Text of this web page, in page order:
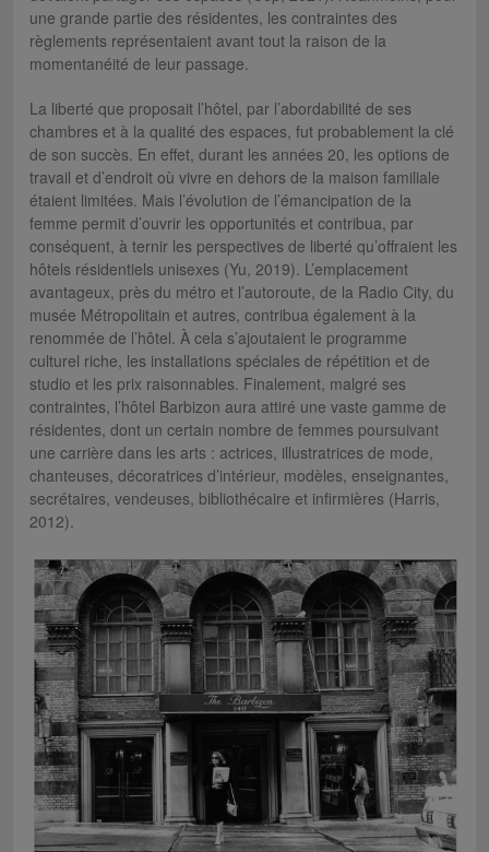
une grande partie des résidentes, les contraintes des
règlements représentaient avant tout la raison de la
momentanéité de leur passage.
La liberté que proposait l’hôtel, par l’abordabilité de ses
chambres et à la qualité des espaces, fut probablement la clé
de son succès. En effet, durant les années 20, les options de
travail et d’endroit où vivre en dehors de la maison familiale
étaient limitées. Mais l’évolution de l’émancipation de la
femme permit d’ouvrir les opportunités et contribua, par
conséquent, à ternir les perspectives de liberté qu’offraient les
hôtels résidentiels unisexes (Yu, 2019). L’emplacement
avantageux, près du métro et l’autoroute, de la Radio City, du
musée Métropolitain et autres, contribua également à la
renommée de l’hôtel. À cela s’ajoutaient le programme
culturel riche, les installations spéciales de répétition et de
studio et les prix raisonnables. Finalement, malgré ses
contraintes, l’hôtel Barbizon aura attiré une vaste gamme de
résidentes, dont un certain nombre de femmes poursuivant
une carrière dans les arts : actrices, illustratrices de mode,
chanteuses, décoratrices d’intérieur, modèles, enseignantes,
secrétaires, vendeuses, bibliothécaire et infirmières (Harris,
2012).